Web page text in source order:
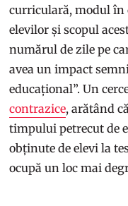
curriculară, modul în
elevilor și scopul
numărul de zile pe
avea un impact
educațional”. Un
contrazice, arătând
timpului petrecut de
obținute de elevi la
ocupă un loc mai